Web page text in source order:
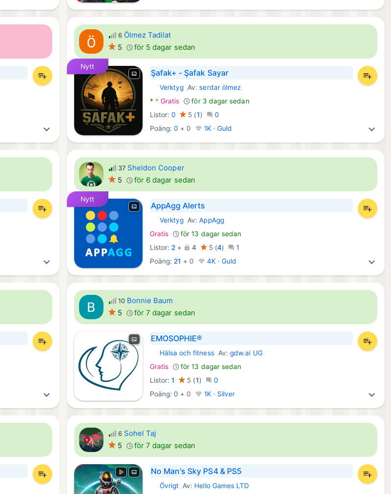
6 Ölmez Tadilat
5
för 5 dagar sedan
Nytt
Şafak+ - Şafak Sayar
Android Appar:
Verktyg Av:serdar ölmez
* * Gratis
för 3 dagar sedan
Listor:0 5 (1)
0
Poäng: 0 + 0 1K · Guld
37 Sheldon Cooper
5
för 6 dagar sedan
Nytt
AppAgg Alerts
Android Appar:
Verktyg Av:AppAgg
Gratis
för 13 dagar sedan
Listor: 2 + 4 5(4)
1
Poäng: 21 + 0 4K · Guld
10 Bonnie Baum
5
för 7 dagar sedan
EMOSOPHIE®
iOS Appar:
Hälsa och fitnessAv:gdw.ai UG
Gratis
för 13 dagar sedan
Listor:1 5 (1)
0
Poäng: 0 + 0 1K · Silver
6 Sohel Taj
5
för 7 dagar sedan
No Man's Sky PS4 & PS5
PlayStation Spel:
ÖvrigtAv: Hello Games LTD